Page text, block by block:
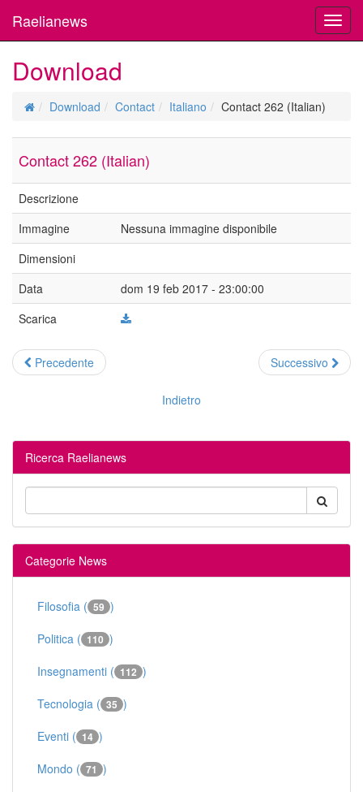
Raelianews
Download
Download Contact Italiano Contact 262 (Italian)
Contact 262 (Italian)
Descrizione
Immagine
Nessuna immagine disponibile
Dimensioni
Data
dom 19 feb 2017 - 23:00:00
Scarica
Precedente Successivo
Indietro
Ricerca Raelianews
Categorie News
Filosofia ( 59 )
Politica ( 110 )
Insegnamenti ( 112 )
Tecnologia ( 35 )
Eventi ( 14 )
Mondo ( 71 )